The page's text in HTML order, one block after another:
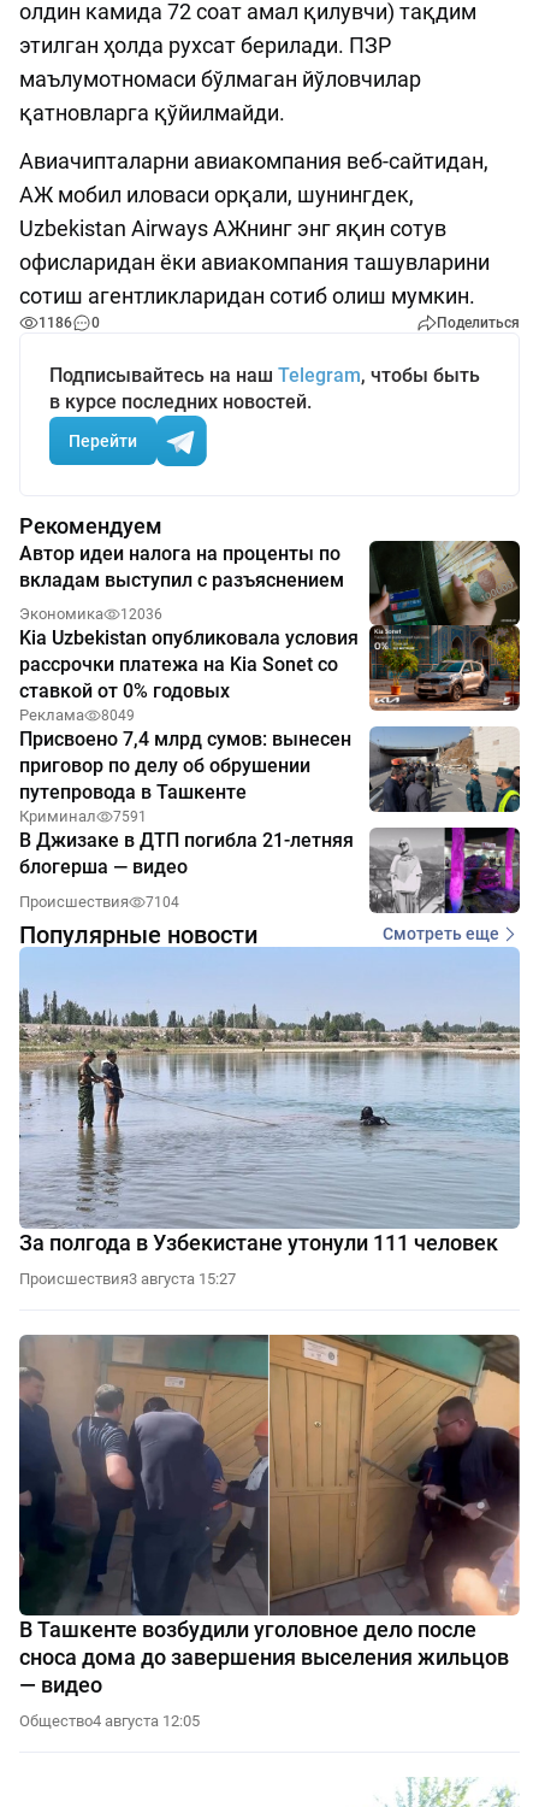
олдин камида 72 соат амал қилувчи) тақдим
этилган ҳолда рухсат берилади. ПЗР
маълумотномаси бўлмаган йўловчилар
қатновларга қўйилмайди.
Авиачипталарни авиакомпания веб-сайтидан,
АЖ мобил иловаси орқали, шунингдек,
Uzbekistan Airways АЖнинг энг яқин сотув
офисларидан ёки авиакомпания ташувларини
сотиш агентликларидан сотиб олиш мумкин.
1186 0 Поделиться
Подписывайтесь на наш Telegram, чтобы быть
в курсе последних новостей.
Перейти
Рекомендуем
Автор идеи налога на проценты по
вкладам выступил с разъяснением
Экономика 12036
Kia Uzbekistan опубликовала условия
рассрочки платежа на Kia Sonet со
ставкой от 0% годовых
Реклама 8049
Присвоено 7,4 млрд сумов: вынесен
приговор по делу об обрушении
путепровода в Ташкенте
Криминал 7591
В Джизаке в ДТП погибла 21-летняя
блогерша — видео
Происшествия 7104
Популярные новости Смотреть еще
За полгода в Узбекистане утонули 111 человек
Происшествия3 августа 15:27
В Ташкенте возбудили уголовное дело после
сноса дома до завершения выселения жильцов
— видео
Общество4 августа 12:05